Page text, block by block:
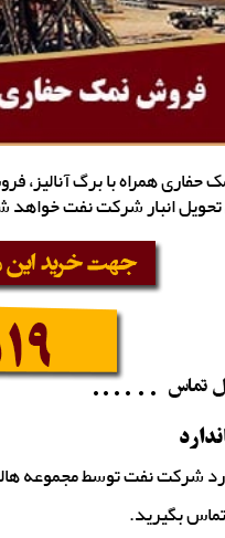
همراه با برگ آنالیز،
انبار شرکت نفت
شرکت نفت توسط مجموعه
بگیرید.